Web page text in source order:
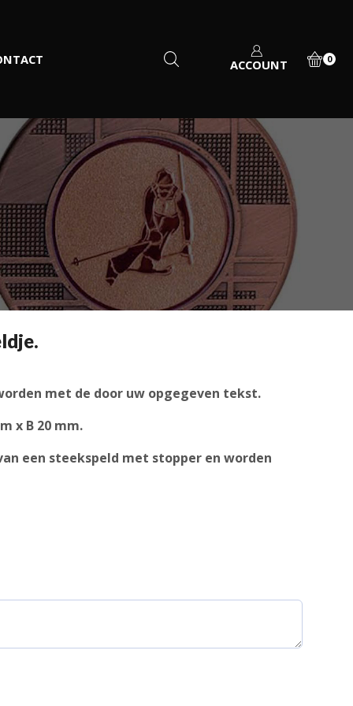
ACCOUNT 0
met de door uw opgegeven tekst.
x B 20 mm.
een steekspeld met stopper en worden